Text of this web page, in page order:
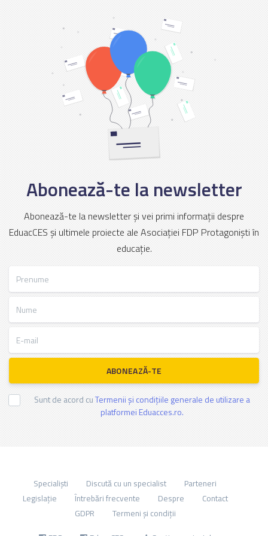
Abonează-te la newsletter
Abonează-te la newsletter și vei primi informații despre
EduacCES și ultimele proiecte ale Asociației FDP Protagoniști în
educație.
ABONEAZĂ-TE
Sunt de acord cuTermenii și condițiile generale de utilizare a
platformei Eduacces.ro.
Specialiști Discută cu un specialist
Parteneri
Legislație
Întrebări frecvente Despre
Contact
GDPR
Termeni și condiții